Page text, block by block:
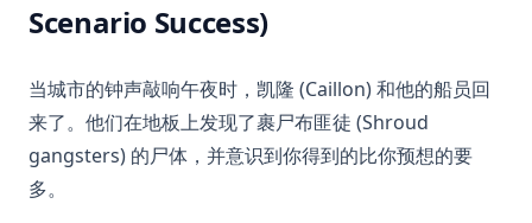
Scenario Success)
当城市的钟声敲响午夜时，凯隆 (Caillon) 和他的船员回
来了。他们在地板上发现了裹尸布匪徒 (Shroud
gangsters) 的尸体，并意识到你得到的比你预想的要
多。